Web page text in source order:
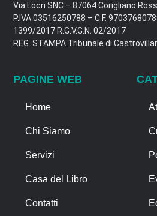
Via Locri SNC – 87064 Corigliano
P.IVA 03516250788 – C.F.
1399/2017 R.G.V.G.N. 02/2017
REG. STAMPA Tribunale di
PAGINE WEB
Home
Chi Siamo
Servizi
Casa del Libro
Contatti